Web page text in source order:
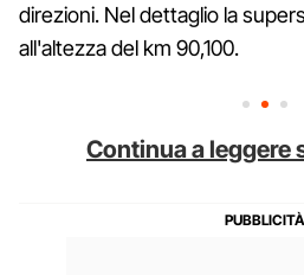
direzioni. Nel dettaglio la
all'altezza del km 90,100.
Continua a leggere